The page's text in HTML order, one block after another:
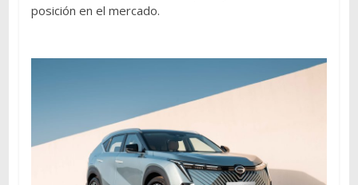
posición en el mercado.